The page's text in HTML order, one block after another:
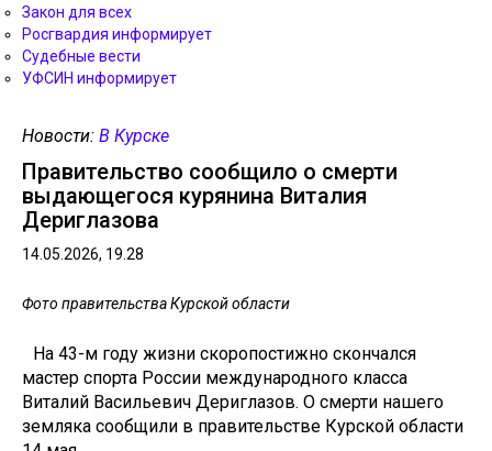
Закон для всех
Росгвардия информирует
Судебные вести
УФСИН информирует
Новости: В Курске
Правительство сообщило о смерти
выдающегося курянина Виталия
Дериглазова
14.05.2026, 19.28
Фото правительства Курской области
На 43-м году жизни скоропостижно скончался
мастер спорта России международного класса
Виталий Васильевич Дериглазов. О смерти нашего
земляка сообщили в правительстве Курской области